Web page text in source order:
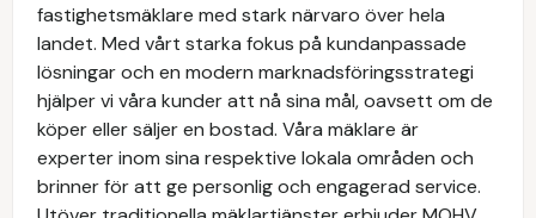
fastighetsmäklare med stark närvaro över hela
landet. Med vårt starka fokus på kundanpassade
lösningar och en modern marknadsföringsstrategi
hjälper vi våra kunder att nå sina mål, oavsett om de
köper eller säljer en bostad. Våra mäklare är
experter inom sina respektive lokala områden och
brinner för att ge personlig och engagerad service.